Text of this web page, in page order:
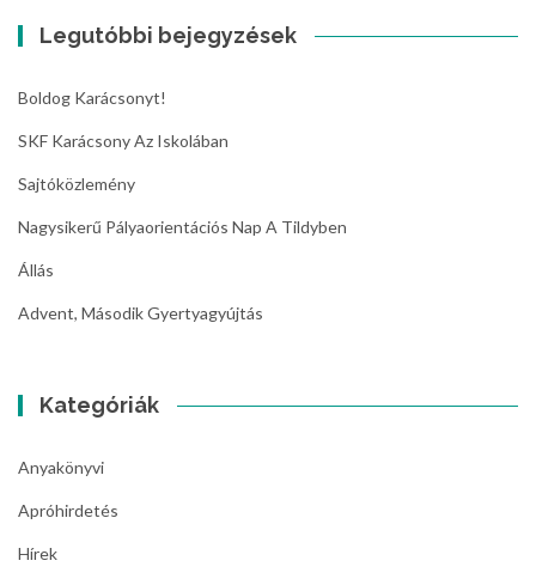
Legutóbbi bejegyzések
Boldog Karácsonyt!
SKF Karácsony Az Iskolában
Sajtóközlemény
Nagysikerű Pályaorientációs Nap A Tildyben
Állás
Advent, Második Gyertyagyújtás
Kategóriák
Anyakönyvi
Apróhirdetés
Hírek